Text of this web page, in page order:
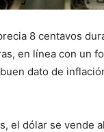
8 centavos
en línea con un
dato de
el dólar se vende